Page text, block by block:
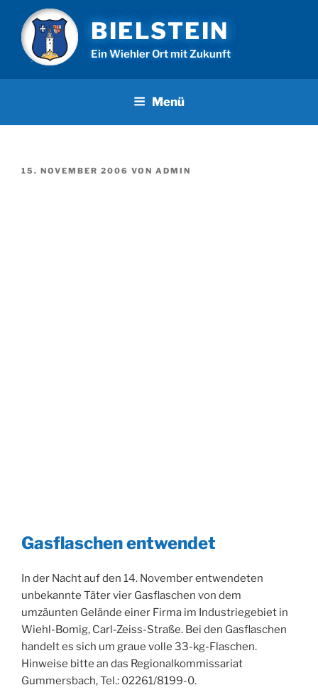
Inhalt
springen
BIELSTEIN
Ein Wiehler Ort mit Zukunft
Menü
VERÖFFENTLICHT
15. NOVEMBER 2006 VON ADMIN
Gasflaschen entwendet
In der Nacht auf den 14. November entwendeten
unbekannte Täter vier Gasflaschen von dem
umzäunten Gelände einer Firma im Industriegebiet in
Wiehl-Bomig, Carl-Zeiss-Straße. Bei den Gasflaschen
handelt es sich um graue volle 33-kg-Flaschen.
Hinweise bitte an das Regionalkommissariat
Gummersbach, Tel.: 02261/8199-0.